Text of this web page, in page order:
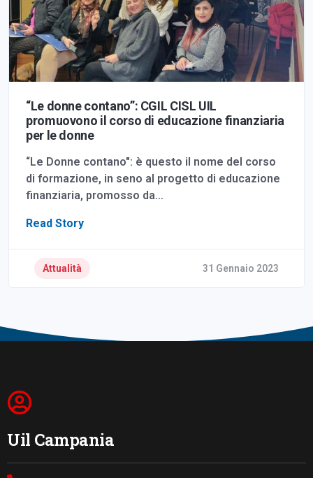
“Le donne contano”: CGIL CISL UIL
promuovono il corso di educazione finanziaria
per le donne
“Le Donne contano": è questo il nome del corso
di formazione, in seno al progetto di educazione
finanziaria, promosso da…
Read Story
Attualità 31 Gennaio 2023
Uil Campania